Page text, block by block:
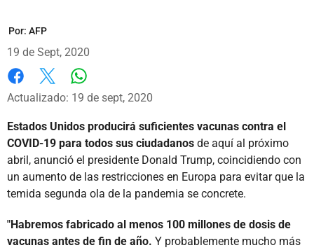
Por: AFP
19 de Sept, 2020
Facebook
X
Actualizado: 19 de sept, 2020
Estados Unidos producirá suficientes vacunas contra el
COVID-19 para todos sus ciudadanos de aquí al próximo
abril, anunció el presidente Donald Trump, coincidiendo con
un aumento de las restricciones en Europa para evitar que la
temida segunda ola de la pandemia se concrete.
"Habremos fabricado al menos 100 millones de dosis de
vacunas antes de fin de año. Y probablemente mucho más